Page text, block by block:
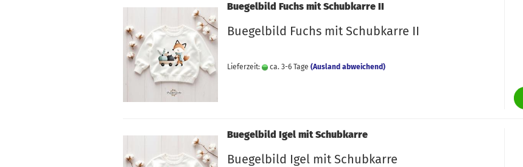
Buegelbild Fuchs mit Schubkarre II
Buegelbild Fuchs mit Schubkarre II
Lieferzeit: ca. 3-6 Tage (Ausland abweichend)
Buegelbild Igel mit Schubkarre
Buegelbild Igel mit Schubkarre